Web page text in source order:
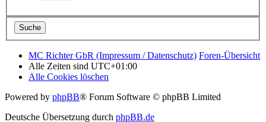
MC Richter GbR (Impressum / Datenschutz) Foren-Übersicht
Alle Zeiten sind UTC+01:00
Alle Cookies löschen
Powered by phpBB® Forum Software © phpBB Limited
Deutsche Übersetzung durch phpBB.de